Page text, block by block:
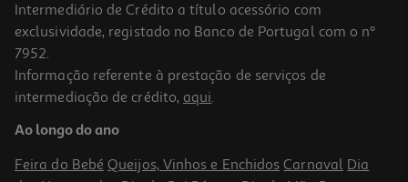
Intermediário de Crédito a título acessório com
exclusividade, registado no Banco de Portugal com o nº
7952.
Informação referente à prestação de serviços de
intermediação de crédito, aqui.
Ao longo do ano
Feira do Bebé Queijos, Vinhos e Enchidos Carnaval Dia